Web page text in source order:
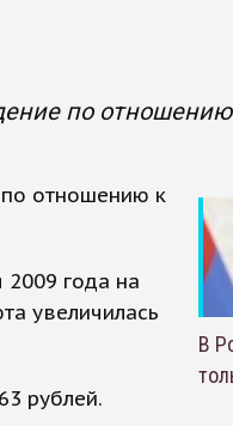
по
отношению к
2009 года на
увеличилась
рублей.
В